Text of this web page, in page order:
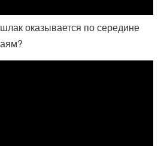
оказывается по середине